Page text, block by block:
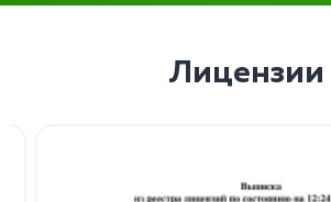
Лицензии